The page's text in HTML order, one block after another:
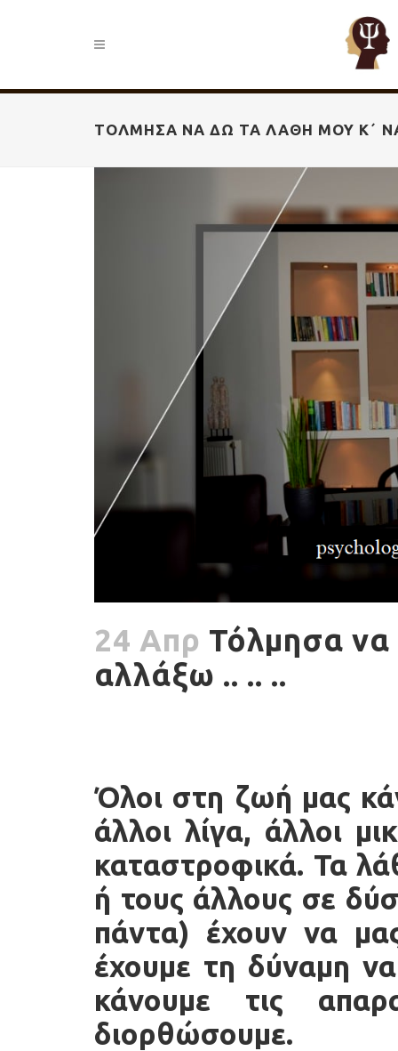
ΤΌΛΜΗΣΑ ΝΑ ΔΩ ΤΑ ΛΆΘΗ ΜΟΥ Κ΄
24 Απρ Τόλμησα
αλλάξω .. .. ..
Όλοι στη ζωή μας
άλλοι λίγα, άλλοι
καταστροφικά. Τα
ή τους άλλους σε
πάντα) έχουν να
έχουμε τη δύναμη
κάνουμε τις
διορθώσουμε.